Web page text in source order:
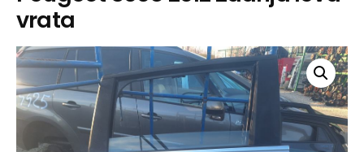
vrata